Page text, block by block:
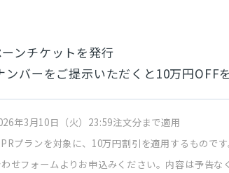
ンチケットを発行
バーをご提示いただくと10万円OFF
年3月10日（火）23:59注文分まで適用
プランを対象に、10万円割引を適用するものです
せフォームよりお申込みください。内容は予告な